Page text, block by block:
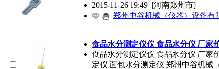
2015-11-26 19:49 [河南郑州市]
郑州中谷机械（仪器）设备有
食品水分测定仪仪 食品水分仪 厂家
食品水分测定仪仪 食品水分仪 厂家
定仪 面包水分测定仪 郑州中谷机械